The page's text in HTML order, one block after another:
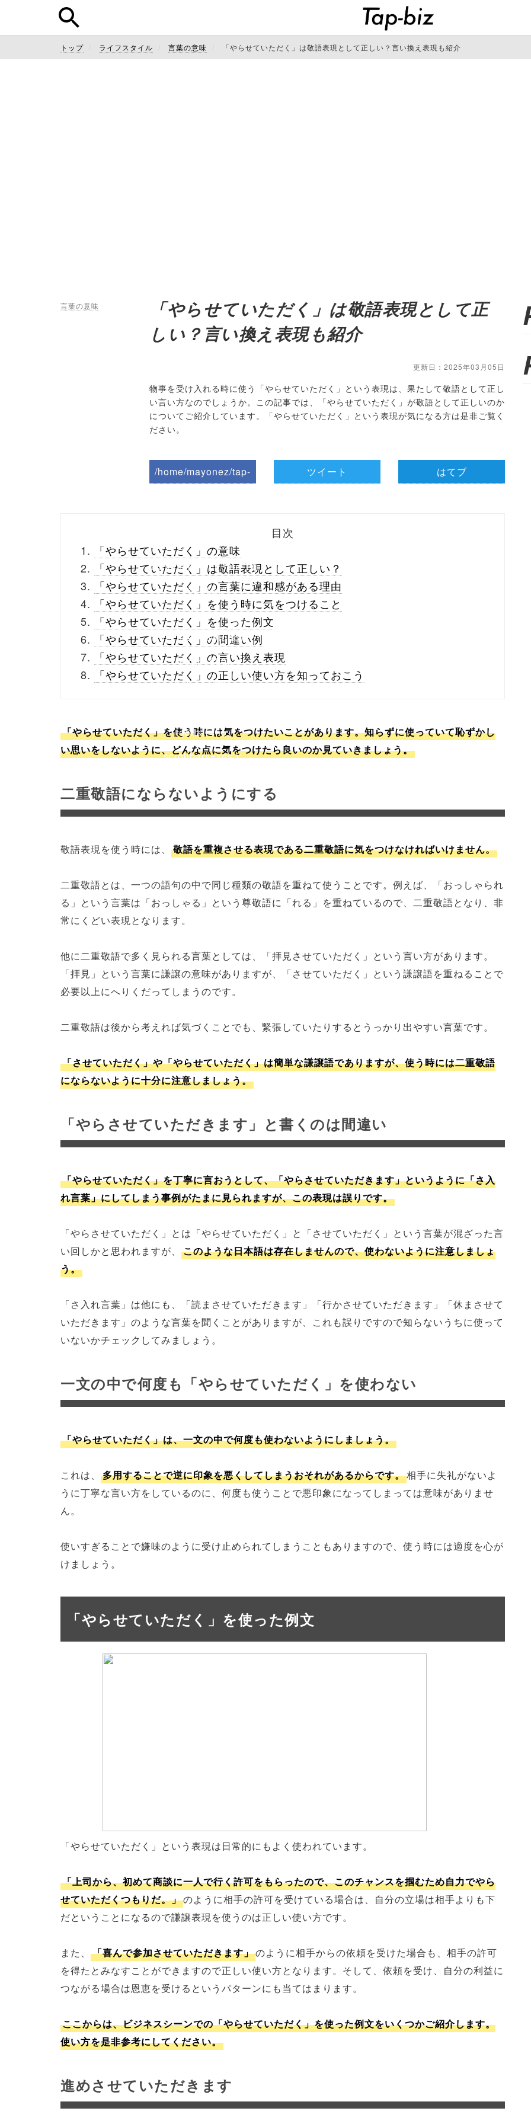
トップ ライフスタイル 言葉の意味 「やらせていただく」は敬語表現として正しい？言い換え表現も紹介
言葉の意味
「やらせていただく」は敬語表現として正
しい？言い換え表現も紹介
更新日：2025年03月05日
物事を受け入れる時に使う「やらせていただく」という表現は、果たして敬語として正し
い言い方なのでしょうか。この記事では、「やらせていただく」が敬語として正しいのか
についてご紹介しています。「やらせていただく」という表現が気になる方は是非ご覧く
ださい。
/home/mayonez/tap-
_theme/parts/sns-
buttons.php on line10
/1138151"
onclick="window.open
(this.href, 'Gwindow',
'width=550,
height=450,
toolbar=no,
scrollbars=yes');
ツイート はてブ
目次
「やらせていただく」の意味
「やらせていただく」は敬語表現として正しい？
「やらせていただく」の言葉に違和感がある理由
「やらせていただく」を使う時に気をつけること
「やらせていただく」を使った例文
「やらせていただく」の間違い例
「やらせていただく」の言い換え表現
「やらせていただく」の正しい使い方を知っておこう
「やらせていただく」を使う時には気をつけたいことがあります。知らずに使っていて恥ずかし
い思いをしないように、どんな点に気をつけたら良いのか見ていきましょう。
二重敬語にならないようにする
敬語表現を使う時には、 敬語を重複させる表現である二重敬語に気をつけなければいけません。
二重敬語とは、一つの語句の中で同じ種類の敬語を重ねて使うことです。例えば、「おっしゃられ
る」という言葉は「おっしゃる」という尊敬語に「れる」を重ねているので、二重敬語となり、非
常にくどい表現となります。
他に二重敬語で多く見られる言葉としては、「拝見させていただく」という言い方があります。
「拝見」という言葉に謙譲の意味がありますが、「させていただく」という謙譲語を重ねることで
必要以上にへりくだってしまうのです。
二重敬語は後から考えれば気づくことでも、緊張していたりするとうっかり出やすい言葉です。
「させていただく」や「やらせていただく」は簡単な謙譲語でありますが、使う時には二重敬語
にならないように十分に注意しましょう。
「やらさせていただきます」と書くのは間違い
「やらせていただく」を丁寧に言おうとして、「やらさせていただきます」というように「さ入
れ言葉」にしてしまう事例がたまに見られますが、この表現は誤りです。
「やらさせていただく」とは「やらせていただく」と「させていただく」という言葉が混ざった言
い回しかと思われますが、
このような日本語は存在しませんので、使わないように注意しましょ
う。
「さ入れ言葉」は他にも、「読まさせていただきます」「行かさせていただきます」「休まさせて
いただきます」のような言葉を聞くことがありますが、これも誤りですので知らないうちに使って
いないかチェックしてみましょう。
一文の中で何度も「やらせていただく」を使わない
「やらせていただく」は、一文の中で何度も使わないようにしましょう。
これは、 多用することで逆に印象を悪くしてしまうおそれがあるからです。相手に失礼がないよ
うに丁寧な言い方をしているのに、何度も使うことで悪印象になってしまっては意味がありませ
ん。
使いすぎることで嫌味のように受け止められてしまうこともありますので、使う時には適度を心が
けましょう。
「やらせていただく」を使った例文
「やらせていただく」という表現は日常的にもよく使われています。
「上司から、初めて商談に一人で行く許可をもらったので、このチャンスを掴むため自力でやら
せていただくつもりだ。」のように相手の許可を受けている場合は、自分の立場は相手よりも下
だということになるので謙譲表現を使うのは正しい使い方です。
また、 「喜んで参加させていただきます」のように相手からの依頼を受けた場合も、相手の許可
を得たとみなすことができますので正しい使い方となります。そして、依頼を受け、自分の利益に
つながる場合は恩恵を受けるというパターンにも当てはまります。
ここからは、ビジネスシーンでの「やらせていただく」を使った例文をいくつかご紹介します。
使い方を是非参考にしてください。
進めさせていただきます